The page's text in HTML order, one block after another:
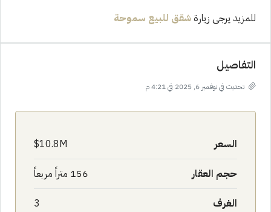
للمزيد يرجى زيارةشقق للبيع سموحة
التفاصيل
تحديث في نوفمبر 6, 2025 في 4:21 م
السعر 10.8M$
حجم العقار 156 متراً مربعاً
الغرف 3